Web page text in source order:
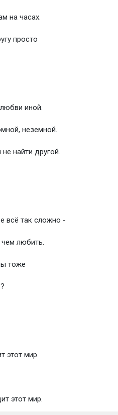
на часах.
просто
иной.
неземной.
найти другой.
всё так сложно -
любить.
тоже
этот мир.
этот мир.